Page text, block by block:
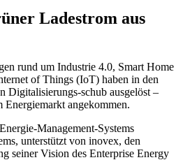
Ladestrom aus
rund um Industrie 4.0, Smart Home
of Things (IoT) haben in den
Digitalisierungs-schub ausgelöst –
angekommen.
Management-Systems
unterstützt von inovex, den
seiner Vision des Enterprise Energy